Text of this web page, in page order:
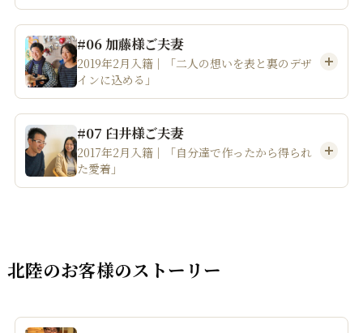
#06 加藤様ご夫妻
2019年2月入籍｜「二人の想いを表と裏のデザ
インに込める」
#07 臼井様ご夫妻
2017年2月入籍｜「自分達で作ったから得られ
た愛着」
北陸のお客様のストーリー